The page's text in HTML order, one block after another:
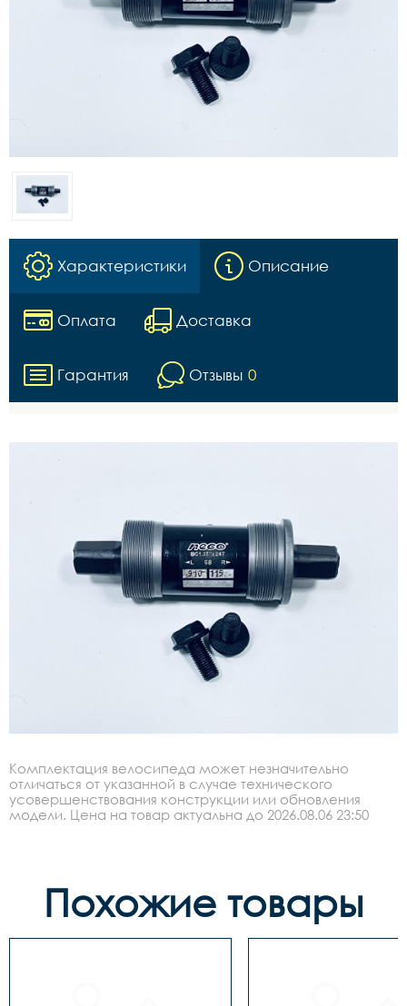
Характеристики Описание
Оплата Доставка
Гарантия Отзывы 0
Комплектация велосипеда может незначительно
отличаться от указанной в случае технического
усовершенствования конструкции или обновления
модели. Цена на товар актуальна до 2026.08.06 23:50
Похожие товары